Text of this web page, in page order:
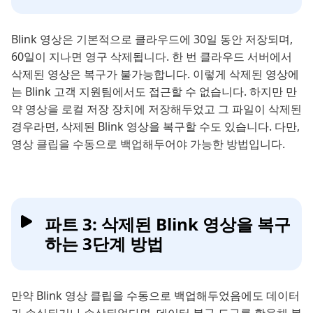
Blink 영상은 기본적으로 클라우드에 30일 동안 저장되며,
60일이 지나면 영구 삭제됩니다. 한 번 클라우드 서버에서
삭제된 영상은 복구가 불가능합니다. 이렇게 삭제된 영상에
는 Blink 고객 지원팀에서도 접근할 수 없습니다. 하지만 만
약 영상을 로컬 저장 장치에 저장해두었고 그 파일이 삭제된
경우라면, 삭제된 Blink 영상을 복구할 수도 있습니다. 다만,
영상 클립을 수동으로 백업해두어야 가능한 방법입니다.
파트 3: 삭제된 Blink 영상을 복구
하는 3단계 방법
만약 Blink 영상 클립을 수동으로 백업해두었음에도 데이터